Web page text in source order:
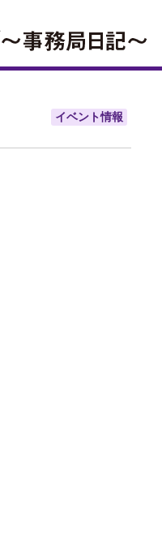
イベント情報